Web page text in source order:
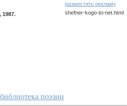
1987.
разместить рекламу
shefner-kogo-to-net.html
поэзии